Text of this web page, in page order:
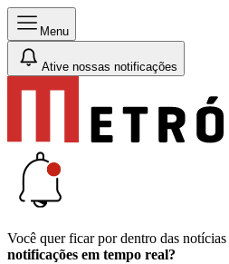
Menu
Ative nossas notificações
Você quer ficar por dentro das
notificações em tempo real?